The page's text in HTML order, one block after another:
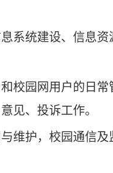
系统建设、信息资
校园网用户的日常
见、投诉工作。
维护，校园通信及